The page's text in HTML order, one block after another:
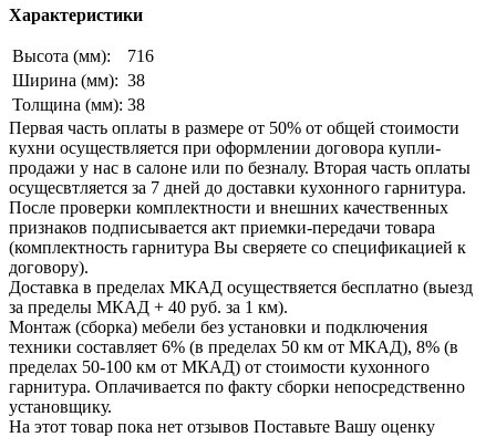
Характеристики
Высота (мм):
716
Ширина (мм): 38
Толщина (мм): 38
Первая часть оплаты в размере от 50% от общей стоимости
кухни осуществляется при оформлении договора купли-
продажи у нас в салоне или по безналу. Вторая часть оплаты
осущесвтляется за 7 дней до доставки кухонного гарнитура.
После проверки комплектности и внешних качественных
признаков подписывается акт приемки-передачи товара
(комплектность гарнитура Вы сверяете со спецификацией к
договору).
Доставка в пределах МКАД осуществяется бесплатно (выезд
за пределы МКАД + 40 руб. за 1 км).
Монтаж (сборка) мебели без установки и подключения
техники составляет 6% (в пределах 50 км от МКАД), 8% (в
пределах 50-100 км от МКАД) от стоимости кухонного
гарнитура. Оплачивается по факту сборки непосредственно
установщику.
На этот товар пока нет отзывов Поставьте Вашу оценку